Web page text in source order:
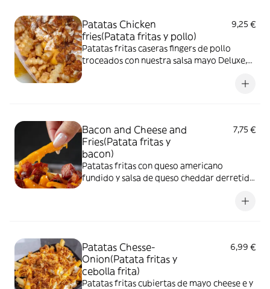
Patatas Chicken
fries(Patata fritas y pollo)
9,25 €
Patatas fritas caseras fingers de pollo
troceados con nuestra salsa mayo Deluxe,
Bacon and Cheese and
Fries(Patata fritas y
bacon)
7,75 €
Patatas fritas con queso americano
fundido y salsa de queso cheddar derretido
Patatas Chesse-
Onion(Patata fritas y
cebolla frita)
6,99 €
Patatas fritas cubiertas de mayo cheese e y